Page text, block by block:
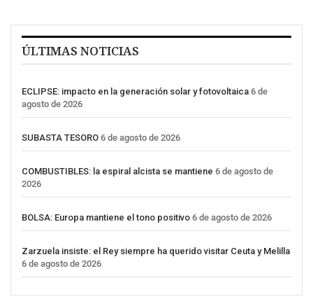
ÚLTIMAS NOTICIAS
ECLIPSE: impacto en la generación solar y fotovoltaica 6 de
agosto de 2026
SUBASTA TESORO 6 de agosto de 2026
COMBUSTIBLES: la espiral alcista se mantiene 6 de agosto de
2026
BOLSA: Europa mantiene el tono positivo 6 de agosto de 2026
Zarzuela insiste: el Rey siempre ha querido visitar Ceuta y Melilla
6 de agosto de 2026